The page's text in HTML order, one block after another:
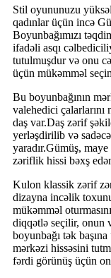
Stil oyununuzu
qadınlar üçün incə
Boyunbağımızı
ifadəli asqı
tutulmuşdur və onu
üçün mükəmməl
Bu boyunbağının
valehedici
daş var.Daş zərif
yerləşdirilib və
yaradır.Gümüş,
zəriflik hissi bəxş
Kulon klassik zərif
dizayna incəlik
mükəmməl
diqqətlə seçilir, onun
boyunbağı tək
mərkəzi hissəsini
fərdi görünüş üçün